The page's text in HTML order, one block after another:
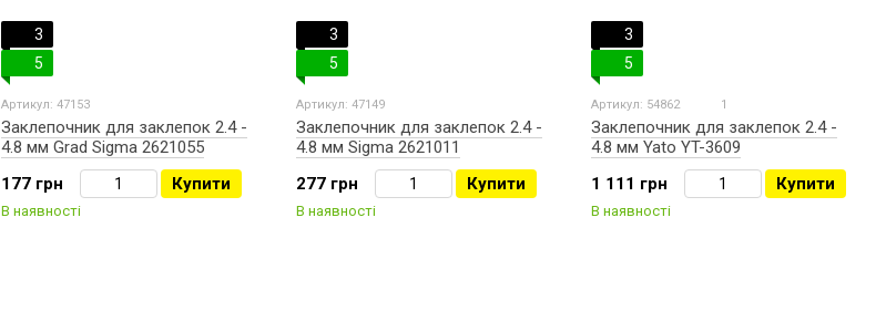
3
5
Артикул: 47153
Заклепочник для заклепок 2.4 -
4.8 мм Grad Sigma 2621055
177 грн
Купити
В наявності
3
5
Артикул: 47149
Заклепочник для заклепок 2.4 -
4.8 мм Sigma 2621011
277 грн
Купити
В наявності
3
5
Артикул: 54862 1
Заклепочник для заклепок 2.4 -
4.8 мм Yato YT-3609
1 111 грн
Купити
В наявності